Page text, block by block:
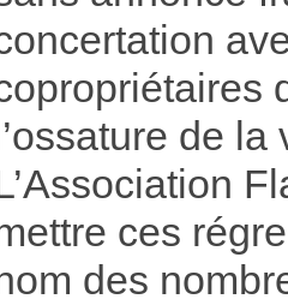
l’ossature de
ces
des